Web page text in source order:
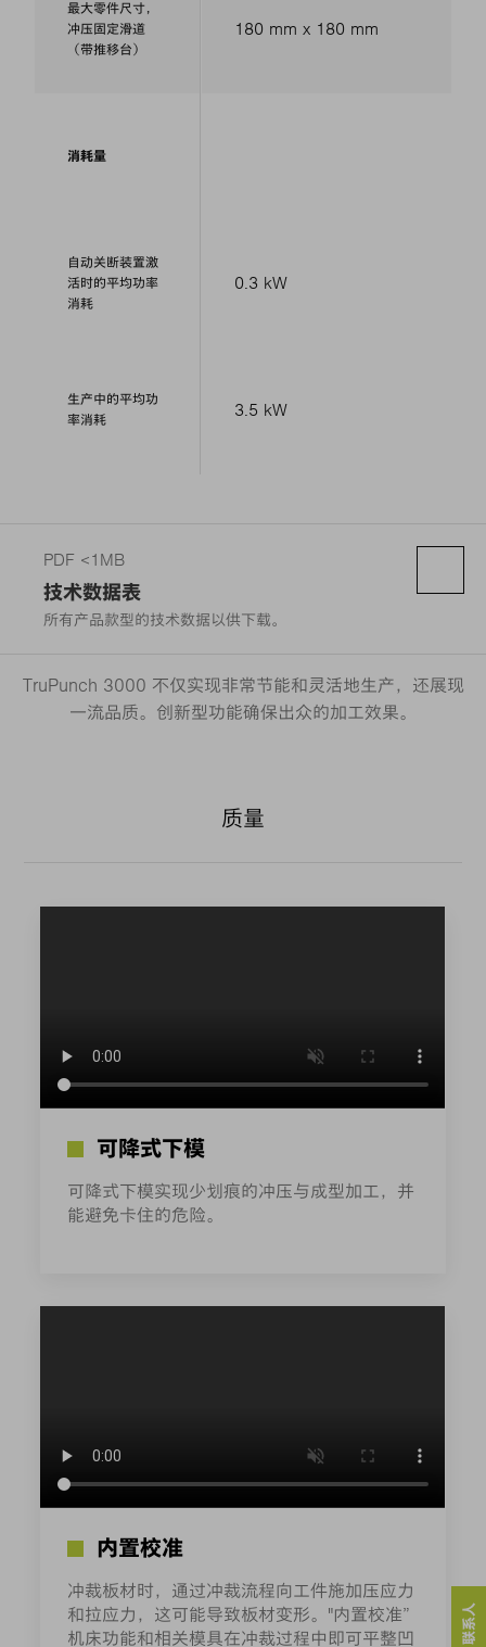
最大零件尺寸，
冲压固定滑道
（带推移台）
消耗量
自动关断装置激
活时的平均功率
消耗
生产中的平均功
率消耗
180 mm x 180 mm
0.3 kW
3.5 kW
PDF <1MB
技术数据表
所有产品款型的技术数据以供下载。
TruPunch 3000 不仅实现非常节能和灵活地生产，还展现
一流品质。创新型功能确保出众的加工效果。
质量
可降式下模
可降式下模实现少划痕的冲压与成型加工，并
能避免卡住的危险。
内置校准
冲裁板材时，通过冲裁流程向工件施加压应力
和拉应力，这可能导致板材变形。"内置校准”
机床功能和相关模具在冲裁过程中即可平整凹